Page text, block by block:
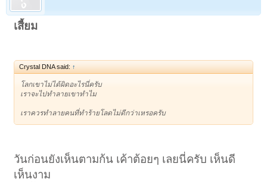
เสี้ยม
Crystal DNA said: ↑
โลกเขาไม่ได้ผิดอะไรนี่ครับ
เราจะไปทำลายเขาทำไม
เราควรทำลายคนที่ทำร้ายโลดไม่ดีกว่าเหรอครับ
วันก่อนยังเห็นตามก้น เค้าต้อยๆ เลยนี่ครับ เห็นดี
เห็นงาม